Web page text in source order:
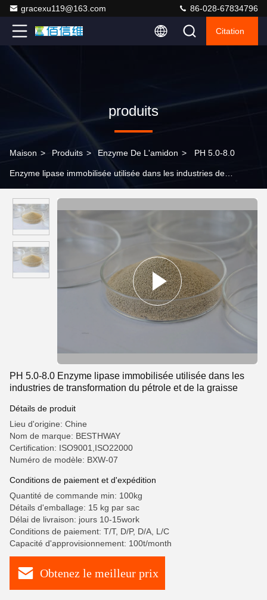
gracexu119@163.com 86-028-67834796
Citation
produits
Maison > Produits > Enzyme De L'amidon > PH 5.0-8.0
Enzyme lipase immobilisée utilisée dans les industries de
PH 5.0-8.0 Enzyme lipase immobilisée utilisée dans les
industries de transformation du pétrole et de la graisse
Détails de produit
Lieu d'origine: Chine
Nom de marque: BESTHWAY
Certification: ISO9001,ISO22000
Numéro de modèle: BXW-07
Conditions de paiement et d'expédition
Quantité de commande min: 100kg
Détails d'emballage: 15 kg par sac
Délai de livraison: jours 10-15work
Conditions de paiement: T/T, D/P, D/A, L/C
Capacité d'approvisionnement: 100t/month
Obtenez le meilleur prix